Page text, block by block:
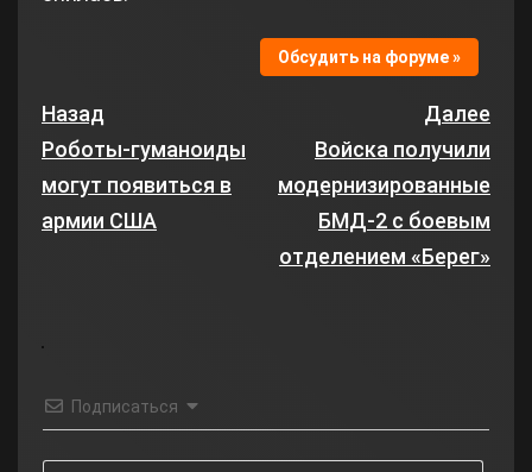
Обсудить на форуме »
Назад
Роботы-гуманоиды
могут появиться в
армии США
Далее
Войска получили
модернизированные
БМД-2 с боевым
отделением «Берег»
Подписаться